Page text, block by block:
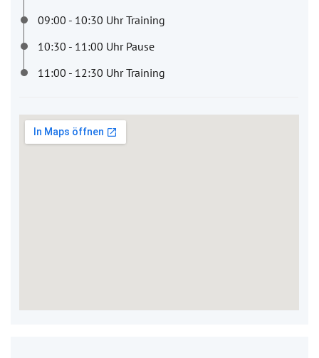
09:00 - 10:30 Uhr Training
10:30 - 11:00 Uhr Pause
11:00 - 12:30 Uhr Training